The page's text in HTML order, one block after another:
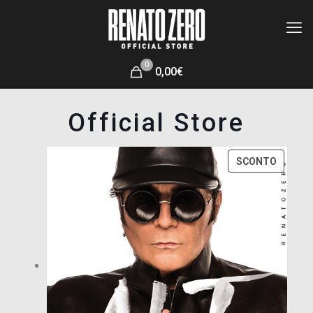
0
0,00€
Official Store
SCONTO
IN